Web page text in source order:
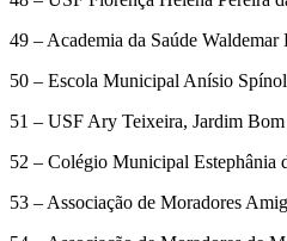
49 – Academia da Saúde
50 – Escola Municipal Anísio
51 – USF Ary Teixeira, Jardim
52 – Colégio Municipal Estephânia
53 – Associação de Moradores